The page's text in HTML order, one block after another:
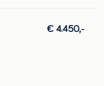
€ 4.450,-